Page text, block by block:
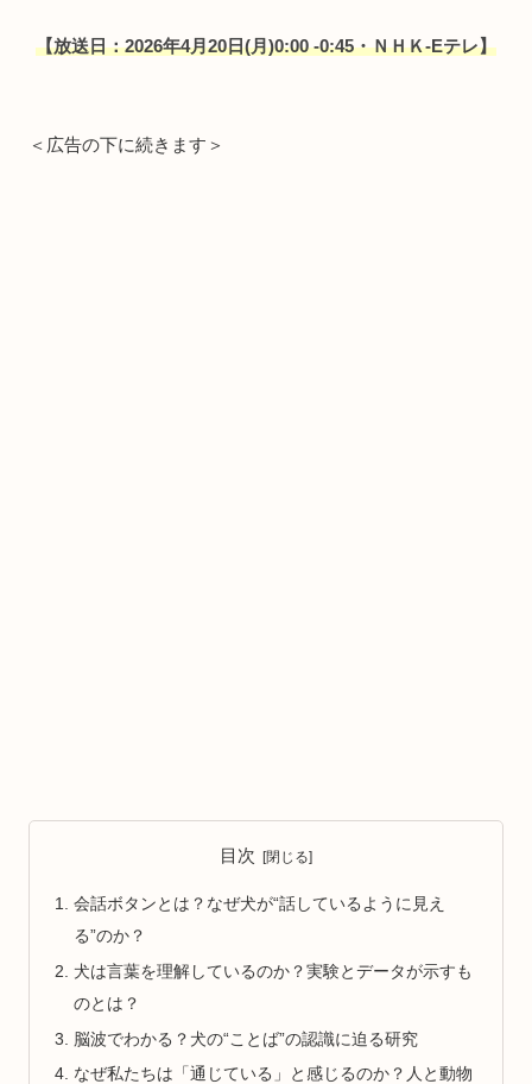
【放送日：2026年4月20日(月)0:00 -0:45・ＮＨＫ-Eテレ】
＜広告の下に続きます＞
目次
会話ボタンとは？なぜ犬が“話しているように見え
る”のか？
犬は言葉を理解しているのか？実験とデータが示すも
のとは？
脳波でわかる？犬の“ことば”の認識に迫る研究
なぜ私たちは「通じている」と感じるのか？人と動物